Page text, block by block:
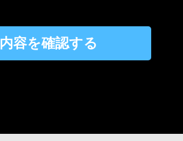
内容を確認する